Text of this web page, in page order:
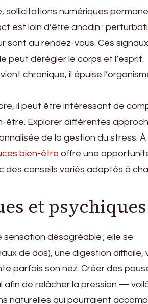
sollicitations numériques
est loin d’être anodin :
sont au rendez-vous. Ces
peut dérégler le corps et l’esprit.
chronique, il épuise
il peut être intéressant de
être. Explorer différentes
de la gestion du stress. À
bien-être offre une
des conseils variés adaptés à
et psychiques
sensation désagréable ; elle se
de dos), une digestion difficile,
parfois son nez. Créer des
afin de relâcher la pression —
naturelles qui pourraient